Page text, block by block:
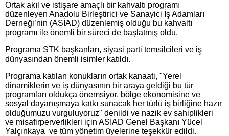
Ortak akıl ve istişare amaçlı bir kahvaltı programı
düzenleyen Anadolu Birleştirici ve Sanayici İş Adamları
Derneği’nin (ASİAD) düzenlemiş olduğu bu kahvaltı
programı ile önemli bir süreci de başlatmış oldu.
Programa STK başkanları, siyasi parti temsilcileri ve iş
dünyasından önemli isimler katıldı.
Programa katılan konukların ortak kanaati, ​"Yerel
dinamiklerin ve iş dünyasının bir araya geldiği bu tür
programları oldukça önemsiyor, bölge ekonomisine ve
sosyal dayanışmaya katkı sunacak her türlü iş birliğine hazır
olduğumuzu vurguluyoruz" denildi ve nazik ev sahiplikleri
ve misafirperverlikleri için ASİAD Genel Başkanı Yücel
Yalçınkaya ve tüm yönetim üyelerine teşekkür edildi.